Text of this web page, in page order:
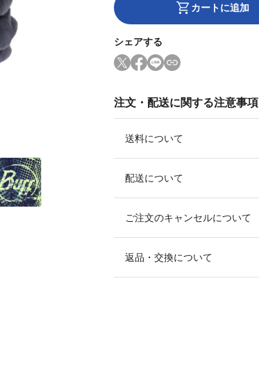
カートに追加
シェアする
注文・配送に関する注意事項
送料について
配送について
ご注文のキャンセルについて
返品・交換について